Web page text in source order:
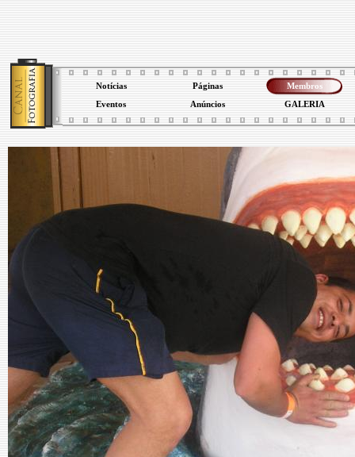
Notícias Páginas Membros
Eventos Anúncios GALERIA